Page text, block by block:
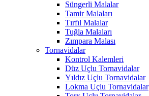
Süngerli Malalar
Tamir Malaları
Tırfıl Malalar
Tuğla Malaları
Zımpara Malası
Tornavidalar
Kontrol Kalemleri
Düz Uçlu Tornavidalar
Yıldız Uçlu Tornavidalar
Lokma Uçlu Tornavidalar